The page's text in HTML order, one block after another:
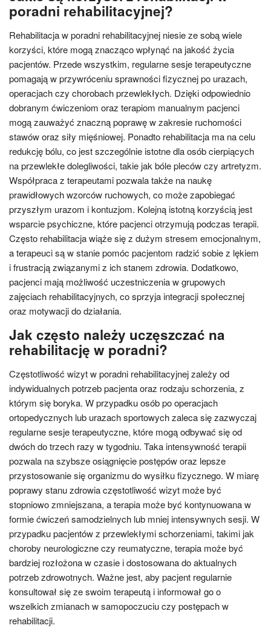
poradni rehabilitacyjnej?
Rehabilitacja w poradni rehabilitacyjnej niesie ze sobą wiele
korzyści, które mogą znacząco wpłynąć na jakość życia
pacjentów. Przede wszystkim, regularne sesje terapeutyczne
pomagają w przywróceniu sprawności fizycznej po urazach,
operacjach czy chorobach przewlekłych. Dzięki odpowiednio
dobranym ćwiczeniom oraz terapiom manualnym pacjenci
mogą zauważyć znaczną poprawę w zakresie ruchomości
stawów oraz siły mięśniowej. Ponadto rehabilitacja ma na celu
redukcję bólu, co jest szczególnie istotne dla osób cierpiących
na przewlekłe dolegliwości, takie jak bóle pleców czy artretyzm.
Współpraca z terapeutami pozwala także na naukę
prawidłowych wzorców ruchowych, co może zapobiegać
przyszłym urazom i kontuzjom. Kolejną istotną korzyścią jest
wsparcie psychiczne, które pacjenci otrzymują podczas terapii.
Często rehabilitacja wiąże się z dużym stresem emocjonalnym,
a terapeuci są w stanie pomóc pacjentom radzić sobie z lękiem
i frustracją związanymi z ich stanem zdrowia. Dodatkowo,
pacjenci mają możliwość uczestniczenia w grupowych
zajęciach rehabilitacyjnych, co sprzyja integracji społecznej
oraz motywacji do działania.
Jak często należy uczęszczać na
rehabilitację w poradni?
Częstotliwość wizyt w poradni rehabilitacyjnej zależy od
indywidualnych potrzeb pacjenta oraz rodzaju schorzenia, z
którym się boryka. W przypadku osób po operacjach
ortopedycznych lub urazach sportowych zaleca się zazwyczaj
regularne sesje terapeutyczne, które mogą odbywać się od
dwóch do trzech razy w tygodniu. Taka intensywność terapii
pozwala na szybsze osiągnięcie postępów oraz lepsze
przystosowanie się organizmu do wysiłku fizycznego. W miarę
poprawy stanu zdrowia częstotliwość wizyt może być
stopniowo zmniejszana, a terapia może być kontynuowana w
formie ćwiczeń samodzielnych lub mniej intensywnych sesji. W
przypadku pacjentów z przewlekłymi schorzeniami, takimi jak
choroby neurologiczne czy reumatyczne, terapia może być
bardziej rozłożona w czasie i dostosowana do aktualnych
potrzeb zdrowotnych. Ważne jest, aby pacjent regularnie
konsultował się ze swoim terapeutą i informował go o
wszelkich zmianach w samopoczuciu czy postępach w
rehabilitacji.